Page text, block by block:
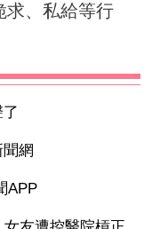
求、私給等行
網
APP